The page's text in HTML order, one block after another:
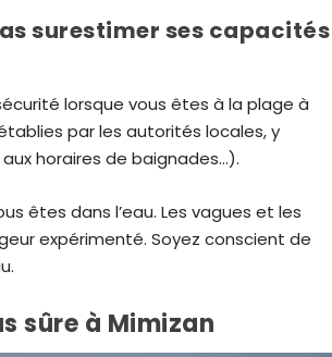
surestimer ses capacités
lorsque vous êtes à la plage à
par les autorités locales, y
horaires de baignades…).
êtes dans l’eau. Les vagues et les
expérimenté. Soyez conscient de
sûre à Mimizan